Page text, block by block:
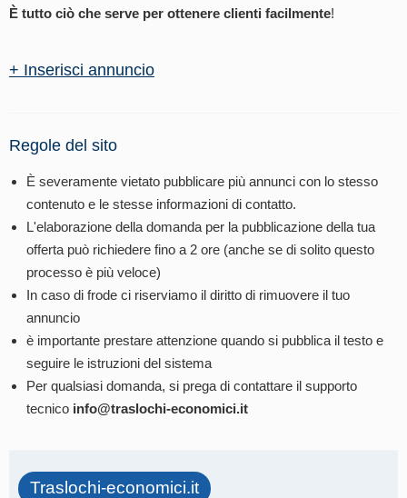
È tutto ciò che serve per ottenere clienti facilmente!
+ Inserisci annuncio
Regole del sito
È severamente vietato pubblicare più annunci con lo stesso
contenuto e le stesse informazioni di contatto.
L'elaborazione della domanda per la pubblicazione della tua
offerta può richiedere fino a 2 ore (anche se di solito questo
processo è più veloce)
In caso di frode ci riserviamo il diritto di rimuovere il tuo
annuncio
è importante prestare attenzione quando si pubblica il testo e
seguire le istruzioni del sistema
Per qualsiasi domanda, si prega di contattare il supporto
tecnico info@traslochi-economici.it
Traslochi-economici.it